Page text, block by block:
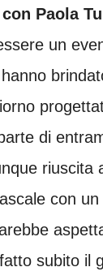
Paola
un
di
riuscita
con
subito il